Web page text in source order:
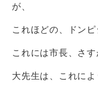
が、
これほどの、ドン
これには市長、さ
大先生は、これに